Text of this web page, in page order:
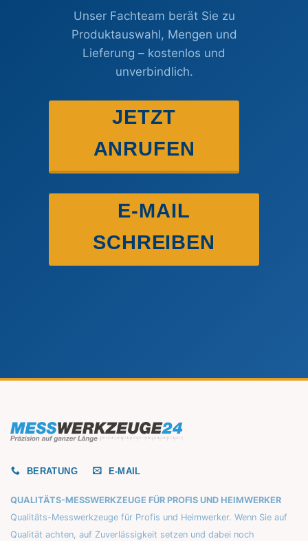
Unser Fachteam berät Sie zu
Produktauswahl, Mengen und
Lieferung – kostenlos und
unverbindlich.
JETZT
ANRUFEN
E-MAIL
SCHREIBEN
BERATUNG E-MAIL
QUALITÄTS-MESSWERKZEUGE FÜR PROFIS UND HEIMWERKER
Qualitäts-Messwerkzeuge für Profis und Heimwerker. Wenn Sie auf
Qualität achten, auf Zuverlässigkeit setzen und dabei noch